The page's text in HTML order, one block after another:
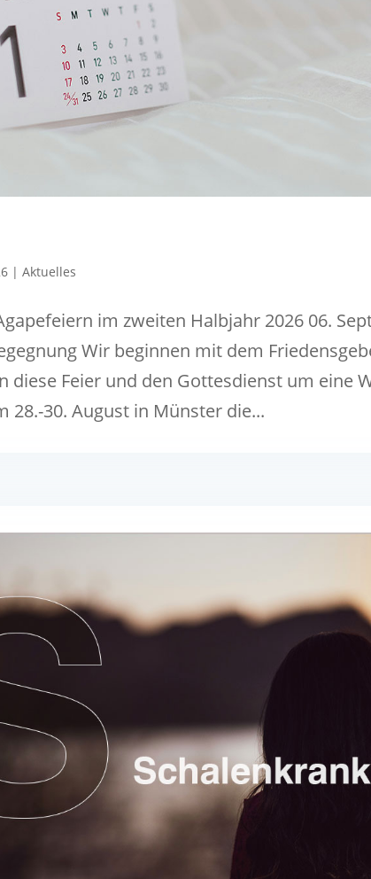
|Aktuelles
im zweiten Halbjahr 2026 06.
Wir beginnen mit dem
diese Feier und den Gottesdienst um eine
28.-30. August in Münster die...